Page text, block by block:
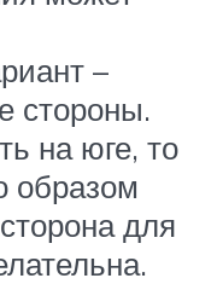
–
стороны.
на юге, то
образом
для